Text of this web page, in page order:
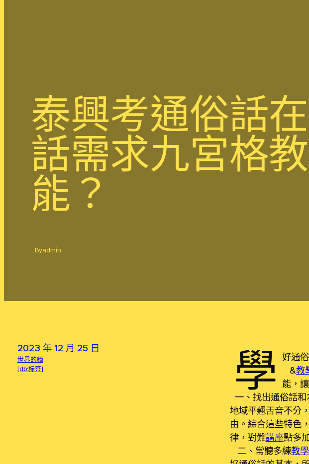
泰興考通俗話
話需求九宮格
能？
Byadmin
2023 年 12 月 25 日
世界的鐘
[db:标签]
學
好通
&教
能，
一、找出通俗話
地域平翹舌音不分
由。綜合這些特色
律，對難講座點多
二、常聽多練教學